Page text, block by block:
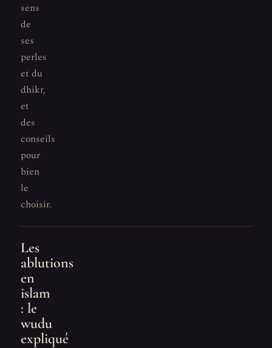
sens
de
ses
perles
et du
dhikr,
et
des
conseils
pour
bien
le
choisir.
Les
ablutions
en
islam
: le
wudu
expliqué